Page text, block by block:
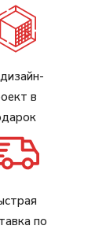
в
по